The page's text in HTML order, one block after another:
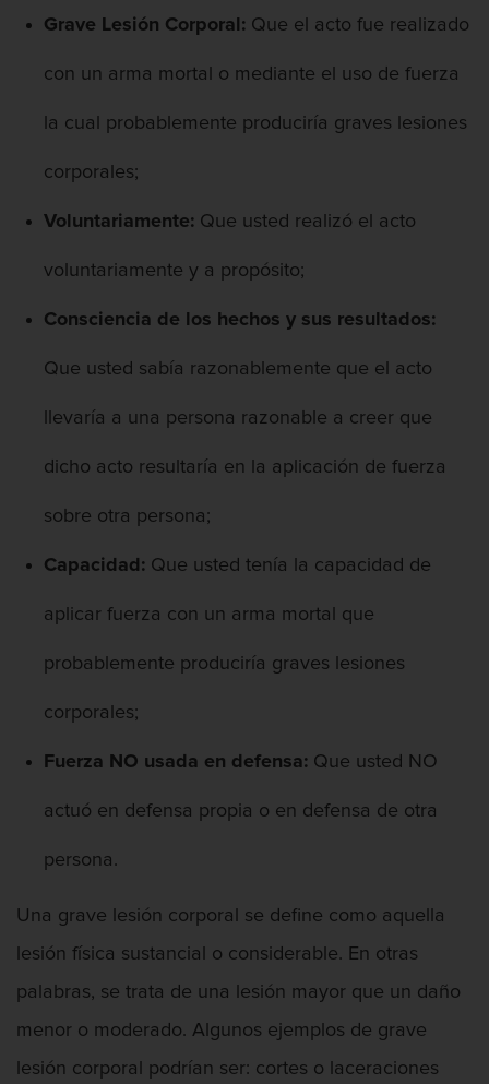
Delitos De Drogas
Fabricación de drogas
Leyes sobre Marihuana en California
Proposición 36
Programa de Desviación Previo al
para la venta
Transporte de una sustancia
Trabajadores
Fraude con Cheques
Fraude de Juego
Fraude de seguro de auto
Grave Lesión Corporal: Que el acto fue realizado
con un arma mortal o mediante el uso de fuerza
la cual probablemente produciría graves lesiones
corporales;
Voluntariamente: Que usted realizó el acto
voluntariamente y a propósito;
Consciencia de los hechos y sus resultados:
Que usted sabía razonablemente que el acto
llevaría a una persona razonable a creer que
dicho acto resultaría en la aplicación de fuerza
sobre otra persona;
Capacidad: Que usted tenía la capacidad de
aplicar fuerza con un arma mortal que
probablemente produciría graves lesiones
corporales;
Fuerza NO usada en defensa: Que usted NO
actuó en defensa propia o en defensa de otra
persona.
Una grave lesión corporal se define como aquella
lesión física sustancial o considerable. En otras
palabras, se trata de una lesión mayor que un daño
menor o moderado. Algunos ejemplos de grave
lesión corporal podrían ser: cortes o laceraciones